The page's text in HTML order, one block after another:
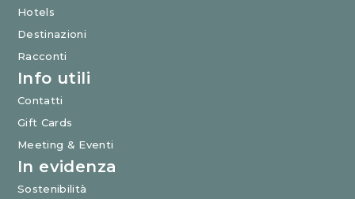
Hotels
Destinazioni
Racconti
Info utili
Contatti
Gift Cards
Meeting & Eventi
In evidenza
Sostenibilità